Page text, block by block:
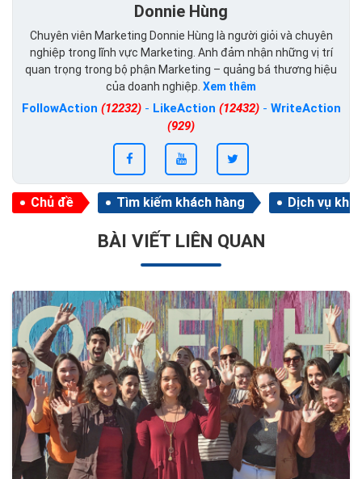
Donnie Hùng
Chuyên viên Marketing Donnie Hùng là người giỏi và chuyên
nghiệp trong lĩnh vực Marketing. Anh đảm nhận những vị trí
quan trọng trong bộ phận Marketing – quảng bá thương hiệu
của doanh nghiệp. Xem thêm
FollowAction (12232)- LikeAction (12432)- WriteAction
(929)
Chủ đề Tìm kiếm khách hàng Dịch vụ
BÀI VIẾT LIÊN QUAN